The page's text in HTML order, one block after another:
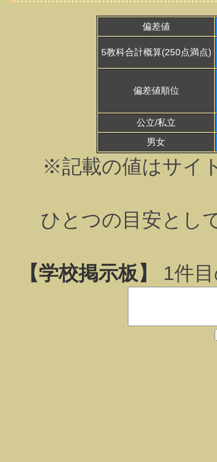
偏差値
5教科合計概算(250点満点)
偏差値順位
公立/私立
男女
※記載の値はサイ
ひとつの目安とし
【学校掲示板】 1件